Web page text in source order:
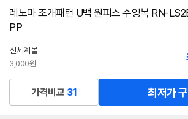
레노마 조개패턴 U백 원피스 수영복 RN-
PP
신세계몰
3,000원
가격비교 31 최저가